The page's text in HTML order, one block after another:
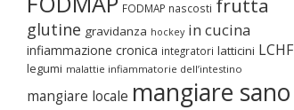
FODMAP nascosti frutta
glutine gravidanza hockey in cucina
infiammazione cronica integratori latticini LCHF
legumi malattie infiammatorie dell’intestino
mangiare locale mangiare sano